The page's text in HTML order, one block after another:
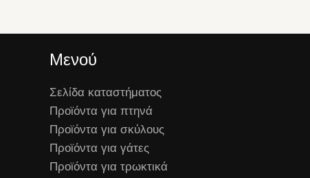
Μενού
Σελίδα καταστήματος
Προϊόντα για πτηνά
Προϊόντα για σκύλους
Προϊόντα για γάτες
Προϊόντα για τρωκτικά